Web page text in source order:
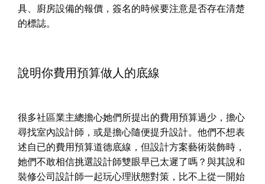
具、廚房設備的報價，簽名的時候要注意是否存在清楚
的標誌。
說明你費用預算做人的底線
很多社區業主總擔心她們所提出的費用預算過少，擔心
尋找室內設計師，或是擔心隨便提升設計。他們不想表
述自已的費用預算道德底線，但設計方案藝術裝飾時，
她們不敢相信挑選設計師雙眼早已太遲了嗎？與其說和
裝修公司設計師一起玩心理狀態對策，比不上從一開始